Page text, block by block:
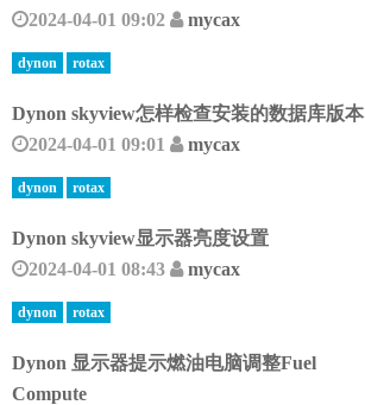
2024-04-01 09:02
mycax
dynon rotax
Dynon skyview怎样检查安装的数据库版本
2024-04-01 09:01
mycax
dynon rotax
Dynon skyview显示器亮度设置
2024-04-01 08:43
mycax
dynon rotax
Dynon 显示器提示燃油电脑调整Fuel
Compute